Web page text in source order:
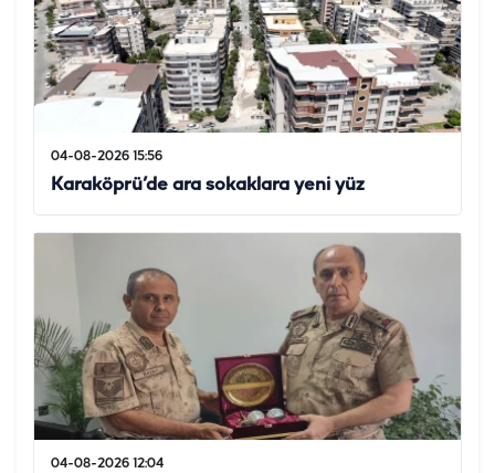
04-08-2026 15:56
Karaköprü’de ara sokaklara yeni yüz
04-08-2026 12:04